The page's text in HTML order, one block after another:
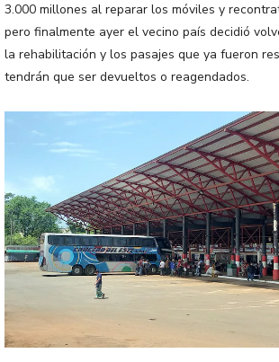
3.000 millones al reparar los móviles y
pero finalmente ayer el vecino país decidió
la rehabilitación y los pasajes que ya fueron
tendrán que ser devueltos o reagendados.